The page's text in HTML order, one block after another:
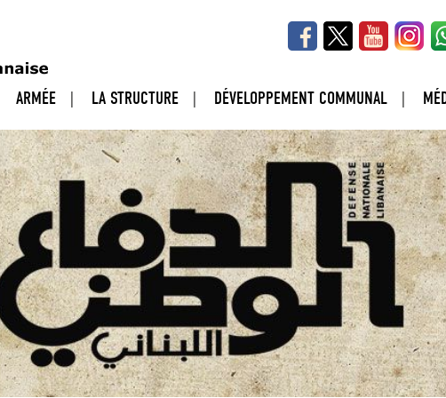
ARMÉE LA STRUCTURE DÉVELOPPEMENT COMMUNAL